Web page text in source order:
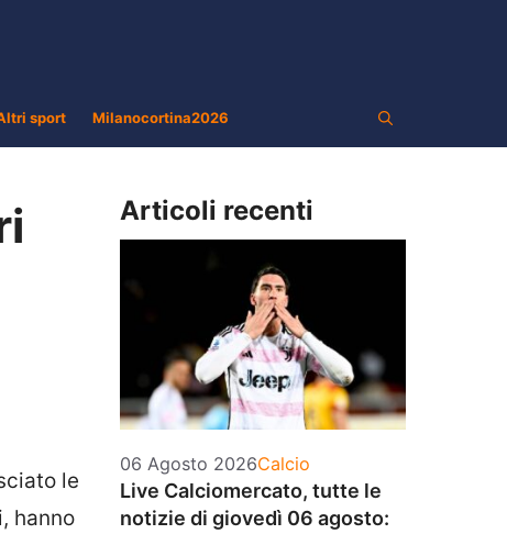
sport Milanocortina2026
le
hanno
Articoli recenti
06 Agosto 2026Categorie
Calcio
Live Calciomercato, tutte le
notizie di giovedì 06 agosto: